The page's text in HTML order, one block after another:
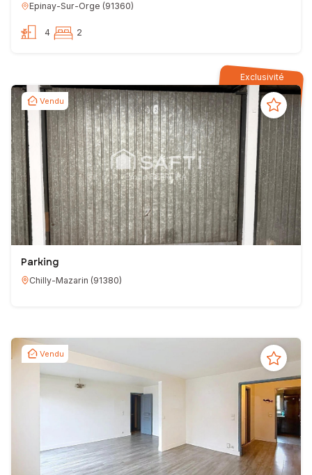
Epinay-Sur-Orge (91360)
4 2
Exclusivité
Vendu
Parking
Chilly-Mazarin (91380)
Vendu